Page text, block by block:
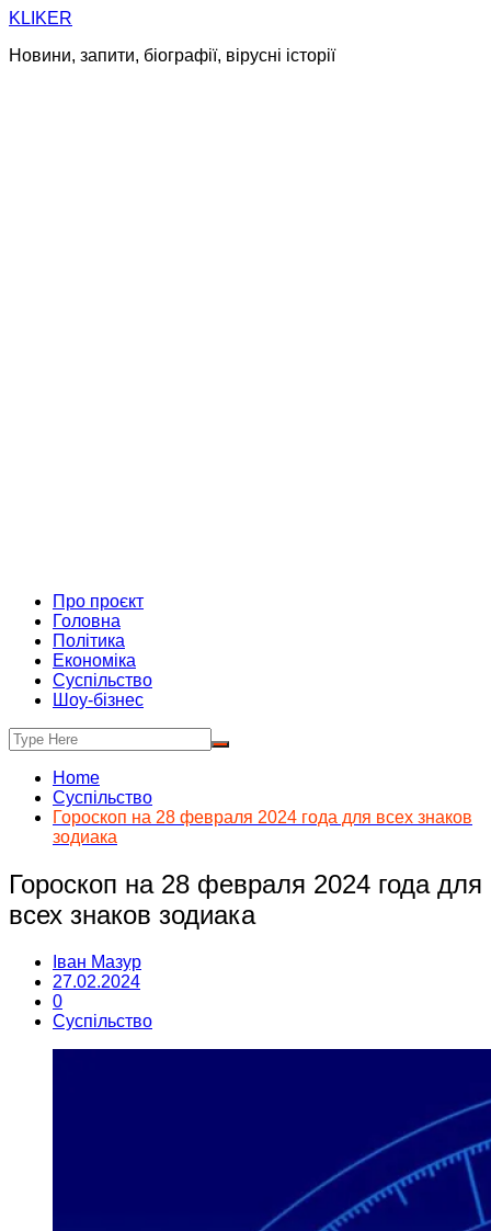
Skip
content
KLIKER
Новини, запити, біографії, вірусні історії
Про проєкт
Головна
Політика
Економіка
Суспільство
Шоу-бізнес
Home
Суспільство
Гороскоп на 28 февраля 2024 года для всех знаков
зодиака
Гороскоп на 28 февраля 2024 года для
всех знаков зодиака
Іван Мазур
27.02.2024
0
Суспільство